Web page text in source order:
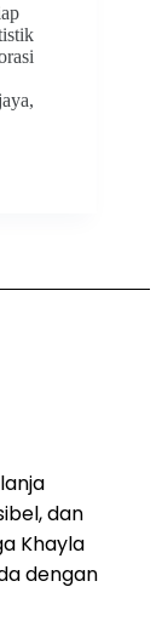
dan
Khayla
dengan